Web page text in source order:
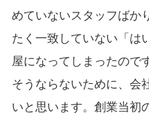
めていないスタッフばか
たく一致していない「は
屋になってしまったので
そうならないために、会
いと思います。創業当初